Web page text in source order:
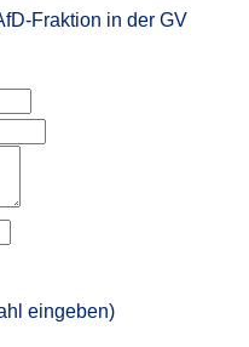
Fraktion in der GV
eingeben)